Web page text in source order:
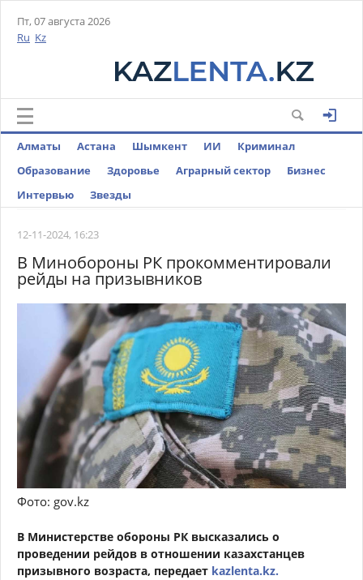
Пт, 07 августа 2026
Ru Kz
Алматы Астана Шымкент ИИ
Криминал
Образование
Здоровье Аграрный сектор
Бизнес
Интервью
Звезды
12-11-2024, 16:23
В Минобороны РК прокомментировали
рейды на призывников
Фото: gov.kz
В Министерстве обороны РК высказались о
проведении рейдов в отношении казахстанцев
призывного возраста, передает kazlenta.kz.